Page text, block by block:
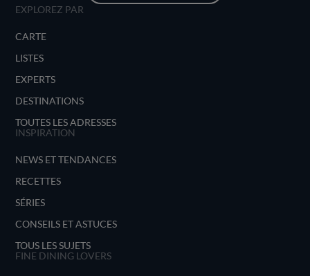
EXPLOREZ PAR
CARTE
LISTES
EXPERTS
DESTINATIONS
TOUTES LES ADRESSES
INSPIRATION
NEWS ET TENDANCES
RECETTES
SÉRIES
CONSEILS ET ASTUCES
TOUS LES SUJETS
FINE DINING LOVERS